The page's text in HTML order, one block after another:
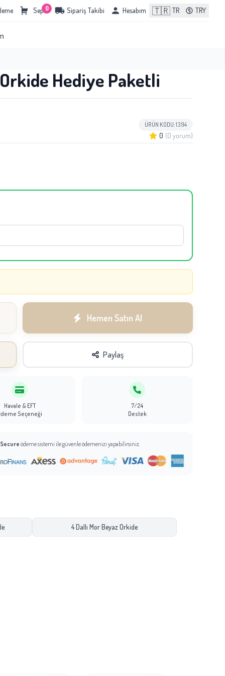
Sepet
0 Sipariş Takibi Hesabım 🇹🇷 TR TRY
Orkide Hediye Paketli
ÜRÜN KODU: 1394
0 (0 yorum)
Hemen Satın Al
Paylaş
Havale & EFT
Seçeneği
7/24
Destek
Secure ödeme sistemi ile güvenle ödemenizi yapabilirsiniz.
4 Dallı Mor Beyaz Orkide